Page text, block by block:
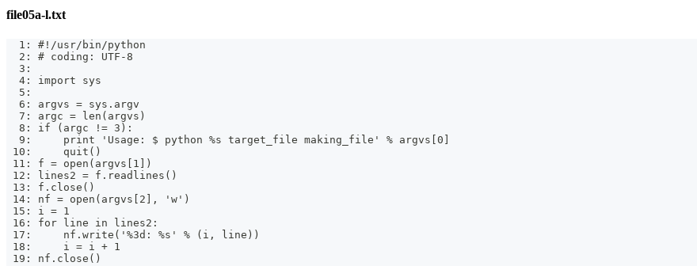
file05a-l.txt
  1: #!/usr/bin/python
  2: # coding: UTF-8
  3:
  4: import sys
  5:
  6: argvs = sys.argv
  7: argc = len(argvs)
  8: if (argc != 3):
  9:     print 'Usage: $ python %s target_file making_file' % argvs[0]
10:     quit()
11: f = open(argvs[1])
12: lines2 = f.readlines()
13: f.close()
14: nf = open(argvs[2], 'w')
15: i = 1
16: for line in lines2:
17:     nf.write('%3d: %s' % (i, line))
18:     i = i + 1
19: nf.close()